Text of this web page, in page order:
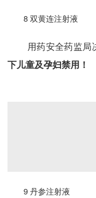
8 双黄连注射液
用药安全药监
下儿童及孕妇禁用！
9 丹参注射液